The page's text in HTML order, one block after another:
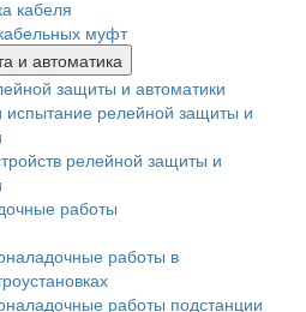
кабеля
муфт
и автоматика
защиты и автоматики
испытание релейной защиты и
релейной защиты и
работы
работы в
работы подстанции